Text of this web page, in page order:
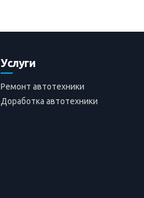
Услуги
Ремонт автотехники
Доработка автотехники